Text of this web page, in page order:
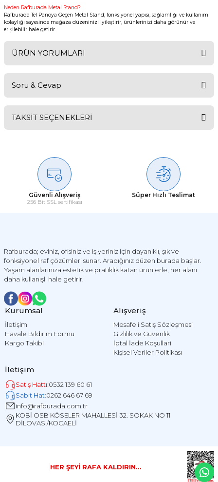
Neden Rafburada Metal Stand?
Rafburada Tel Panoya Geçen Metal Stand; fonksiyonel yapısı, sağlamlığı ve kullanım
kolaylığı sayesinde mağaza düzeninizi iyileştirir, ürünlerinizi daha görünür ve
erişilebilir hale getirir.
ÜRÜN YORUMLARI
Soru & Cevap
Ürün hakkında henüz soru sorulmamış.
TAKSİT SEÇENEKLERİ
Güvenli Alışveriş
256 Bit SSL sertifikası
Süper Hızlı Teslimat
Rafburada; eviniz, ofisiniz ve iş yeriniz için dayanıklı, şık ve
fonksiyonel raf çözümleri sunar. Aradığınız düzen burada başlar.
Yaşam alanlarınıza estetik ve pratiklik katan ürünlerle, her alanı
daha kullanışlı hale getirir.
Kurumsal
İletişim
Havale Bildirim Formu
Kargo Takibi
Alışveriş
Mesafeli Satış Sözleşmesi
Gizlilik ve Güvenlik
İptal İade Koşullari
Kişisel Veriler Politikası
İletişim
Satış Hattı:0532 139 60 61
Sabit Hat:0262 646 67 69
info@rafburada.com.tr
KOBİ OSB KÖSELER MAHALLESİ 32. SOKAK NO 11
DİLOVASI/KOCAELİ
HER ŞEYİ RAFA KALDIRIN...